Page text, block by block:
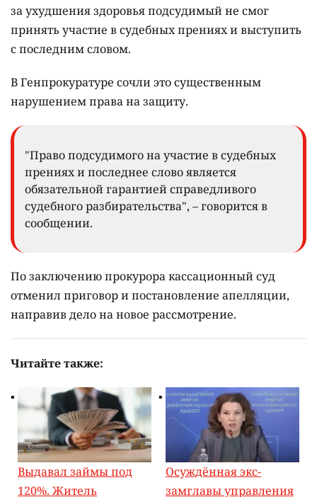
за ухудшения здоровья подсудимый не смог
принять участие в судебных прениях и выступить
с последним словом.
В Генпрокуратуре сочли это существенным
нарушением права на защиту.
"Право подсудимого на участие в судебных
прениях и последнее слово является
обязательной гарантией справедливого
судебного разбирательства", – говорится в
сообщении.
По заключению прокурора кассационный суд
отменил приговор и постановление апелляции,
направив дело на новое рассмотрение.
Читайте также:
Выдавал займы под
120%. Житель
Осуждённая экс-
замглавы управления